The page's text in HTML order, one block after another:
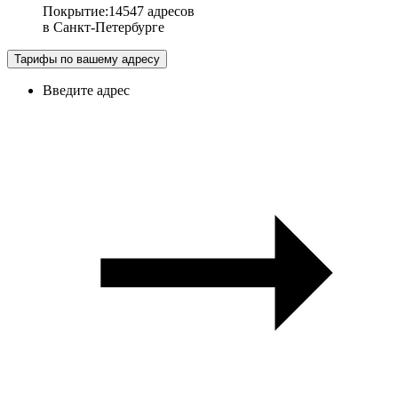
Покрытие:14547 адресов
в Санкт-Петербурге
Тарифы по вашему адресу
Введите адрес